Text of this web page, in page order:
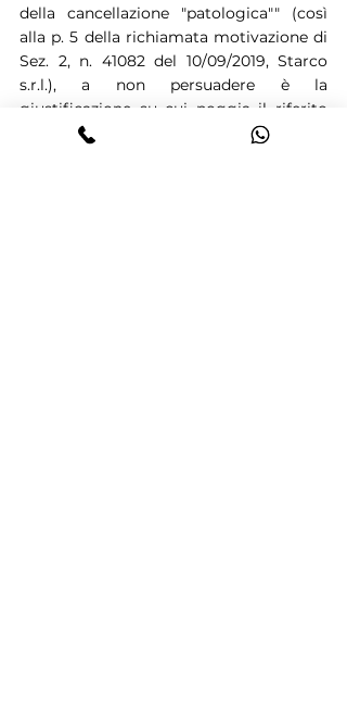
della cancellazione "patologica"" (così
alla p. 5 della richiamata motivazione di
Sez. 2, n. 41082 del 10/09/2019, Starco
s.r.l.), a non persuadere è la
giustificazione su cui poggia il riferito
ragionamento, cioè il parallelo